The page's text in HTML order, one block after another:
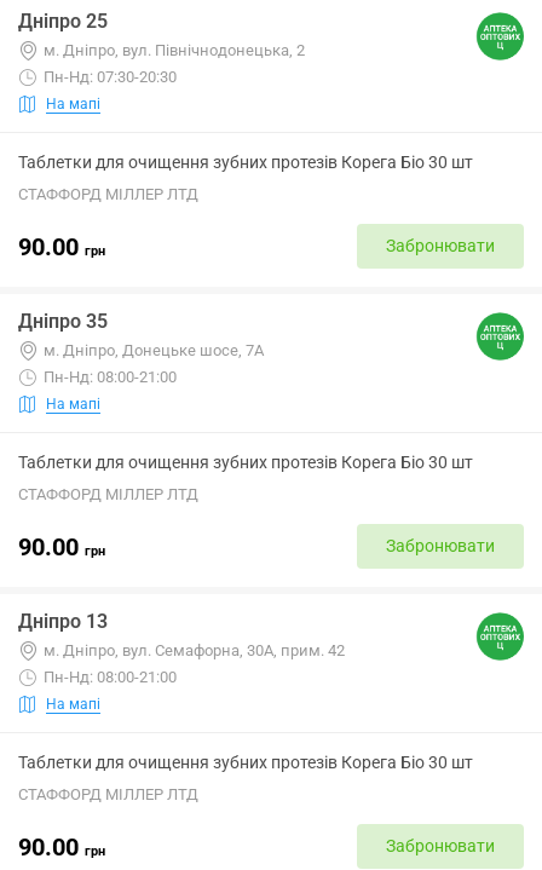
Дніпро 25
м. Дніпро, вул. Північнодонецька, 2
Пн-Нд: 07:30-20:30
На мапі
Таблетки для очищення зубних протезів Корега Біо 30 шт
СТАФФОРД МІЛЛЕР ЛТД
90.00 грн Забронювати
Дніпро 35
м. Дніпро, Донецьке шосе, 7А
Пн-Нд: 08:00-21:00
На мапі
Таблетки для очищення зубних протезів Корега Біо 30 шт
СТАФФОРД МІЛЛЕР ЛТД
90.00 грн Забронювати
Дніпро 13
м. Дніпро, вул. Семафорна, 30А, прим. 42
Пн-Нд: 08:00-21:00
На мапі
Таблетки для очищення зубних протезів Корега Біо 30 шт
СТАФФОРД МІЛЛЕР ЛТД
90.00 грн Забронювати